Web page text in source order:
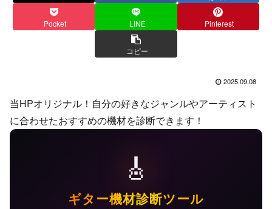
Pocket LINE Pinterest
コピー
2025.09.08
当HPオリジナル！自分の好きなジャンルやアーティスト
に合わせたおすすめの機材を診断できます！